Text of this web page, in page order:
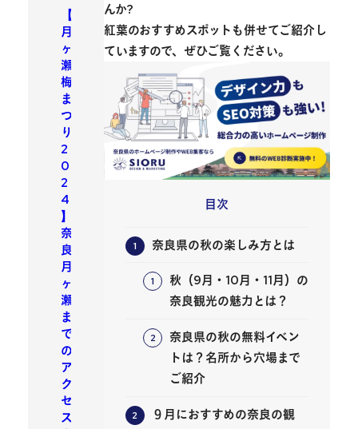
んか?
紅葉のおすすめスポット も併せてご紹介し
ていますので、ぜひご覧ください。
目次
奈良県の秋の楽しみ方とは
秋（9月・10月・11月）の
奈良観光の魅力とは？
奈良県の秋の無料イベン
トは？名所から穴場まで
ご紹介
９月におすすめの奈良の観
【
月
ヶ
瀬
梅
ま
つ
り
2
0
2
4
】
奈
良
月
ヶ
瀬
ま
で
の
ア
ク
セ
ス